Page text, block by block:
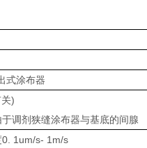
式涂布器
)
调剂狭缝涂布器与基底的间腺
1um/s- 1m/s